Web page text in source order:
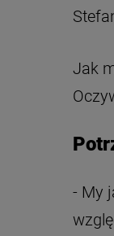
Jak
- My